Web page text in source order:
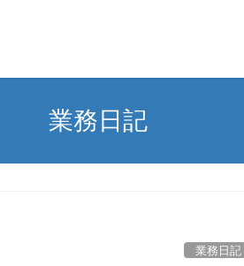
業務日記
業務日記